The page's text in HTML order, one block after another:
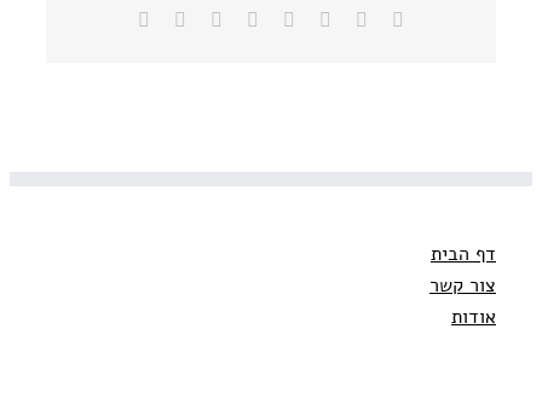
Facebook
Twitter
Reddit
LinkedIn
Tumblr
Pinterest
דף הבית
צור קשר
אודות